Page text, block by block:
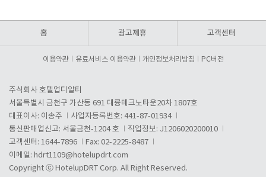
홈 광고제휴 고객센터
이용약관 유료서비스 이용약관 개인정보처리방침 PC버전
주식회사 호텔업디알티
서울특별시 금천구 가산동 691 대륭테크노타운20차 1807호
대표이사: 이송주
사업자등록번호: 441-87-01934
통신판매업신고: 서울금천-1204 호
직업정보: J1206020200010
고객센터: 1644-7896
Fax: 02-2225-8487
이메일: hdrt1109@hotelupdrt.com
Copyright ⓒ HotelupDRT Corp. All Right Reserved.